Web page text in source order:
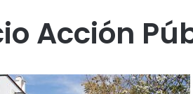
Acción